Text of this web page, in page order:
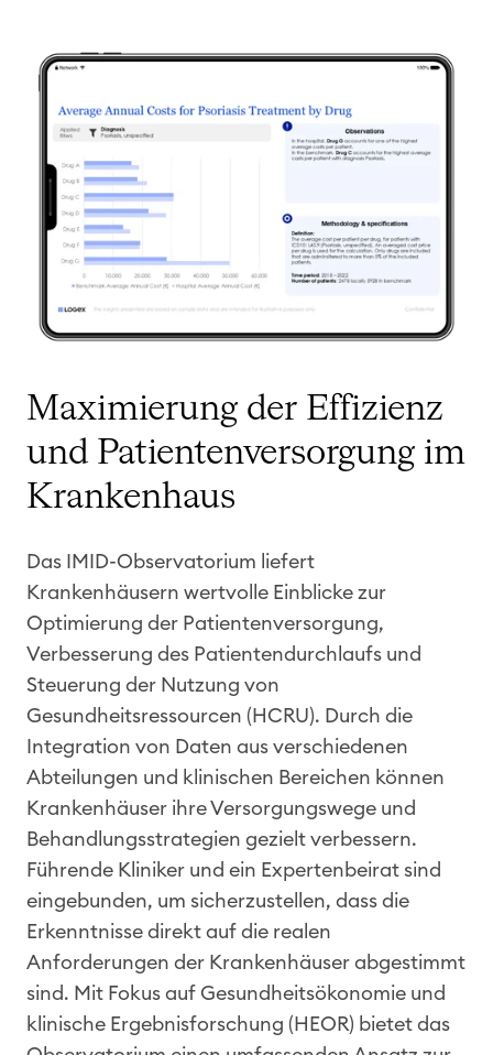
Maximierung der Effizienz
und Patientenversorgung im
Krankenhaus
Das IMID-Observatorium liefert
Krankenhäusern wertvolle Einblicke zur
Optimierung der Patientenversorgung,
Verbesserung des Patientendurchlaufs und
Steuerung der Nutzung von
Gesundheitsressourcen (HCRU). Durch die
Integration von Daten aus verschiedenen
Abteilungen und klinischen Bereichen können
Krankenhäuser ihre Versorgungswege und
Behandlungsstrategien gezielt verbessern.
Führende Kliniker und ein Expertenbeirat sind
eingebunden, um sicherzustellen, dass die
Erkenntnisse direkt auf die realen
Anforderungen der Krankenhäuser abgestimmt
sind. Mit Fokus auf Gesundheitsökonomie und
klinische Ergebnisforschung (HEOR) bietet das